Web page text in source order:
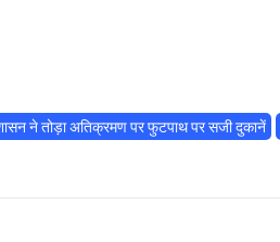
ने तोड़ा अतिक्रमण पर फुटपाथ पर सजी दुकानें